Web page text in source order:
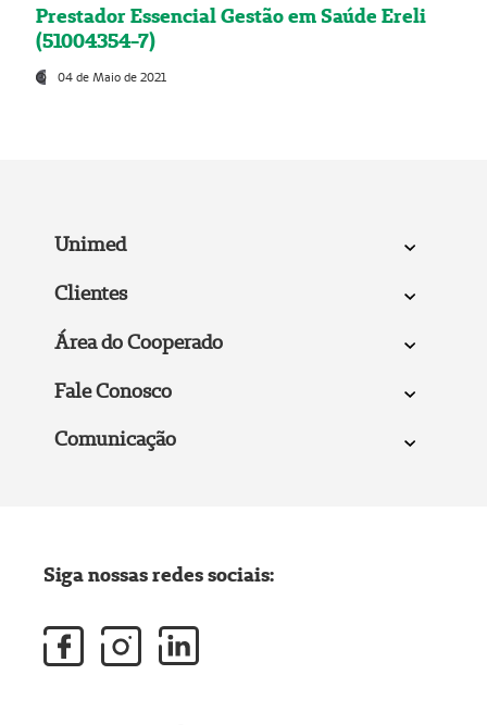
Prestador Essencial Gestão em Saúde Ereli
(51004354-7)
04 de Maio de 2021
Unimed
Clientes
Área do Cooperado
Fale Conosco
Comunicação
Siga nossas redes sociais: